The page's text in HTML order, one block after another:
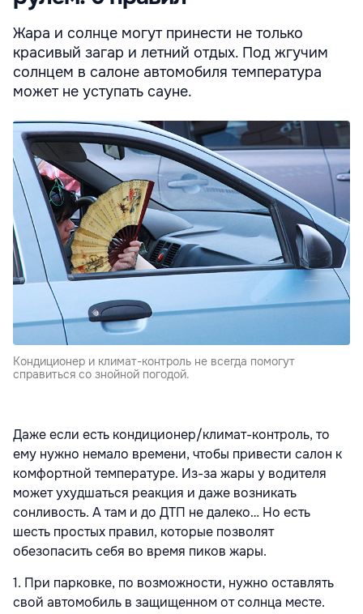
Жара и солнце могут принести не только
красивый загар и летний отдых. Под жгучим
солнцем в салоне автомобиля температура
может не уступать сауне.
Кондиционер и климат-контроль не всегда помогут
справиться со знойной погодой.
Даже если есть кондиционер/климат-контроль, то
ему нужно немало времени, чтобы привести салон к
комфортной температуре. Из-за жары у водителя
может ухудшаться реакция и даже возникать
сонливость. А там и до ДТП не далеко… Но есть
шесть простых правил, которые позволят
обезопасить себя во время пиков жары.
1. При парковке, по возможности, нужно оставлять
свой автомобиль в защищенном от солнца месте.